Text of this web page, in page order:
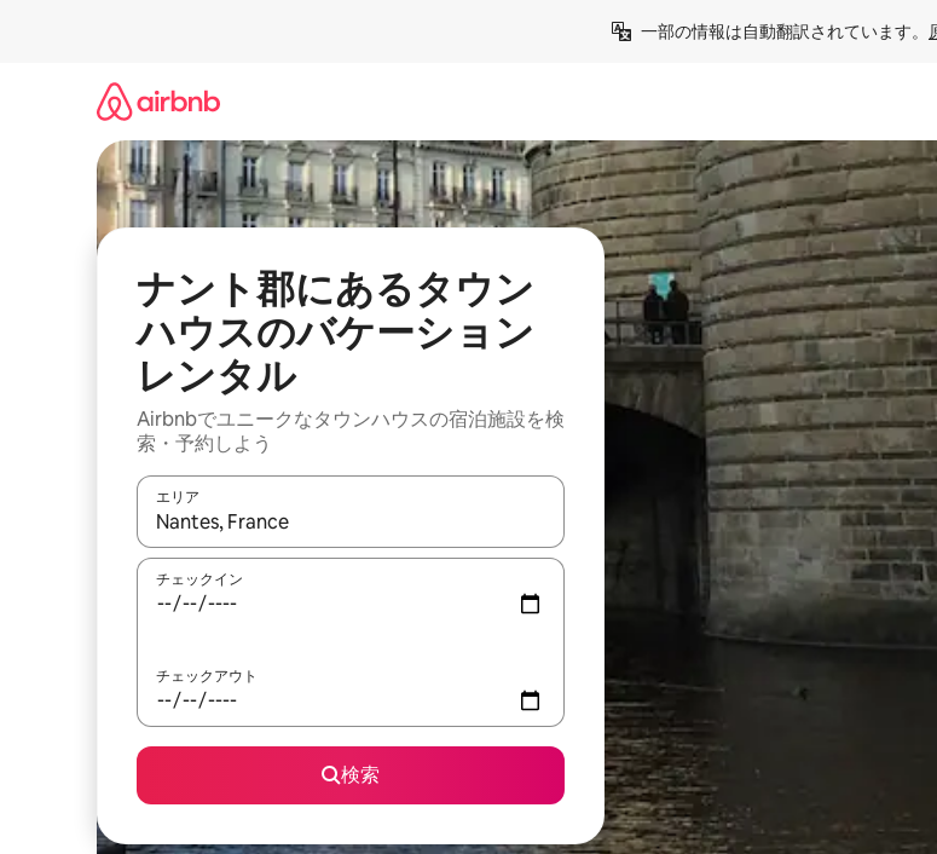
一部の情報は自動翻訳されています。
ナント郡にあるタウン
ハウスのバケーション
レンタル
Airbnbでユニークなタウンハウスの宿泊施設を検
索・予約しよう
エリア
検索結果が表示されたら、上下の矢印キーを使って移動するか、画面をタッチまたはスワイプして検索
チェックイン
チェックアウト
検索